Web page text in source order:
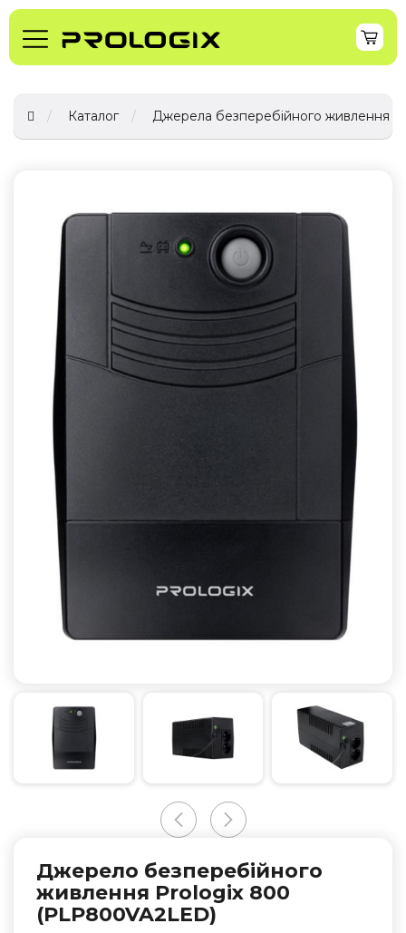
Каталог Джерела безперебійного живлення
Джерело безперебійного
живлення Prologix 800
(PLP800VA2LED)